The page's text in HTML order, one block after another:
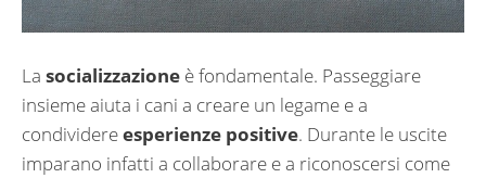
La socializzazione è fondamentale. Passeggiare
insieme aiuta i cani a creare un legame e a
condividereesperienze positive. Durante le uscite
imparano infatti a collaborare e a riconoscersi come